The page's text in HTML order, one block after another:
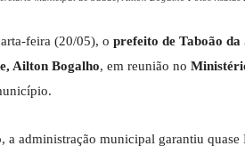
feira (20/05), o prefeito de Taboão
Ailton Bogalho, em reunião no
a administração municipal garantiu